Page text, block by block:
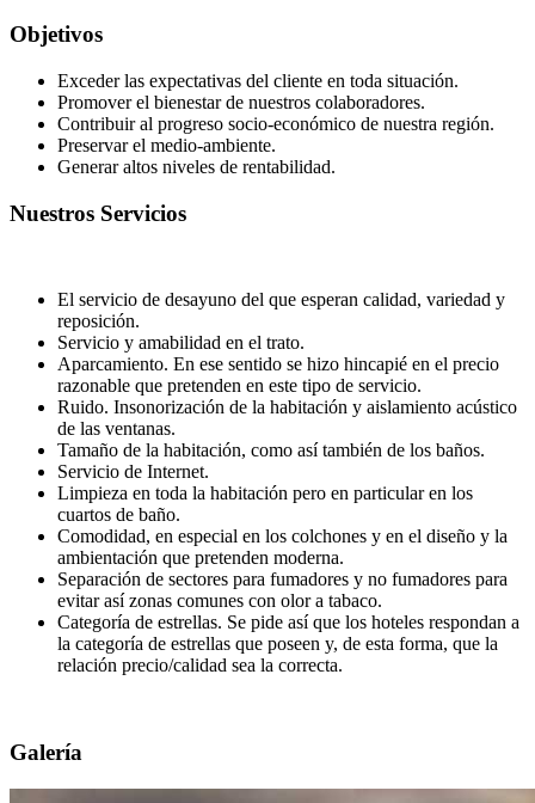
Objetivos
Exceder las expectativas del cliente en toda situación.
Promover el bienestar de nuestros colaboradores.
Contribuir al progreso socio-económico de nuestra región.
Preservar el medio-ambiente.
Generar altos niveles de rentabilidad.
Nuestros Servicios
El servicio de desayuno del que esperan calidad, variedad y
reposición.
Servicio y amabilidad en el trato.
Aparcamiento. En ese sentido se hizo hincapié en el precio
razonable que pretenden en este tipo de servicio.
Ruido. Insonorización de la habitación y aislamiento acústico
de las ventanas.
Tamaño de la habitación, como así también de los baños.
Servicio de Internet.
Limpieza en toda la habitación pero en particular en los
cuartos de baño.
Comodidad, en especial en los colchones y en el diseño y la
ambientación que pretenden moderna.
Separación de sectores para fumadores y no fumadores para
evitar así zonas comunes con olor a tabaco.
Categoría de estrellas. Se pide así que los hoteles respondan a
la categoría de estrellas que poseen y, de esta forma, que la
relación precio/calidad sea la correcta.
Galería